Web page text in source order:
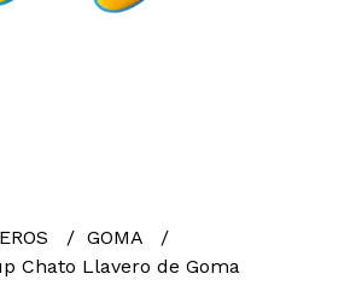
GOMA
Chato Llavero de Goma